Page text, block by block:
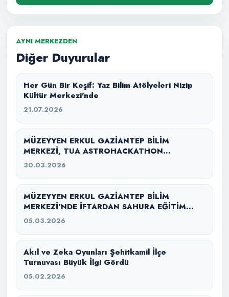
AYNI MERKEZDEN
Diğer Duyurular
Her Gün Bir Keşif: Yaz Bilim Atölyeleri Nizip
Kültür Merkezi'nde
21.07.2026
MÜZEYYEN ERKUL GAZİANTEP BİLİM
MERKEZİ, TUA ASTROHACKATHON
GAZİANTEP 2026’YA EV SAHİPLİĞİ YAPTI
30.03.2026
MÜZEYYEN ERKUL GAZİANTEP BİLİM
MERKEZİ’NDE İFTARDAN SAHURA EĞİTİM
SEFERBERLİĞİ
05.03.2026
Akıl ve Zeka Oyunları Şehitkamil İlçe
Turnuvası Büyük İlgi Gördü
05.02.2026